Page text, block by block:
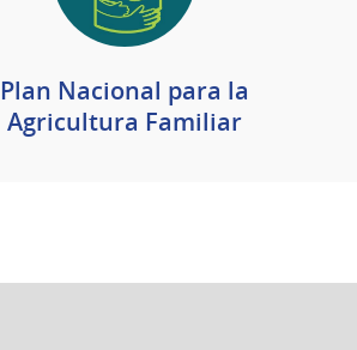
Plan Nacional para la
Agricultura Familiar